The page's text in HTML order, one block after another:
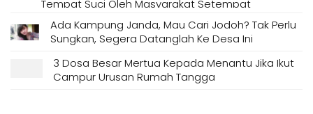
Tempat Suci Oleh Masyarakat Setempat
Ada Kampung Janda, Mau Cari Jodoh? Tak Perlu
Sungkan, Segera Datanglah Ke Desa Ini
3 Dosa Besar Mertua Kepada Menantu Jika Ikut
Campur Urusan Rumah Tangga